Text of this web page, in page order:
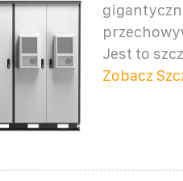
Jest to
Zobacz